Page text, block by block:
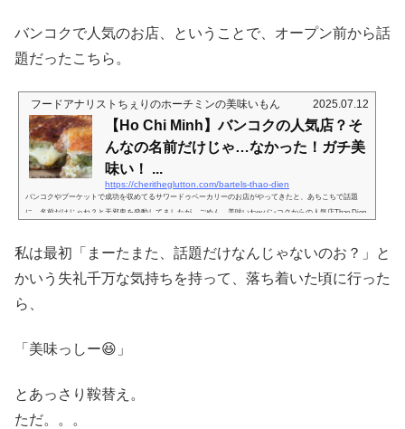
バンコクで人気のお店、ということで、オープン前から話
題だったこちら。
フードアナリストちぇりのホーチミンの美味いもん 2025.07.12
【Ho Chi Minh】バンコクの人気店？そ
んなの名前だけじゃ…なかった！ガチ美
味い！ ...
https://cheritheglutton.com/bartels-thao-dien
バンコクやプーケットで成功を収めてるサワードゥベーカリーのお店がやってきたと、あちこちで話題
に。名前だけじゃね？と天邪鬼を発動してましたが、ごめん、美味いわwバンコクからの人気店Thao Dien
のですが。。。発動してしまった。流行りのものには反発したくなる天邪鬼(苦笑)ちょっといろんなご意
見も聞いてたところだったので...
私は最初「まーたまた、話題だけなんじゃないのお？」と
かいう失礼千万な気持ちを持って、落ち着いた頃に行った
ら、
「美味っしー😆」
とあっさり鞍替え。
ただ。。。